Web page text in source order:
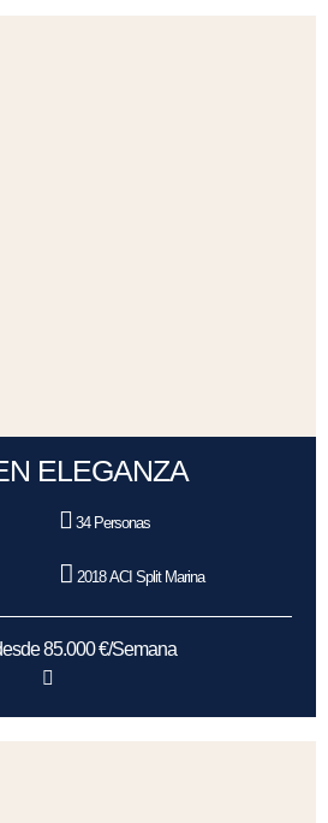
ELEGANZA
34 Personas
2018 ACI Split Marina
85.000 €/Semana